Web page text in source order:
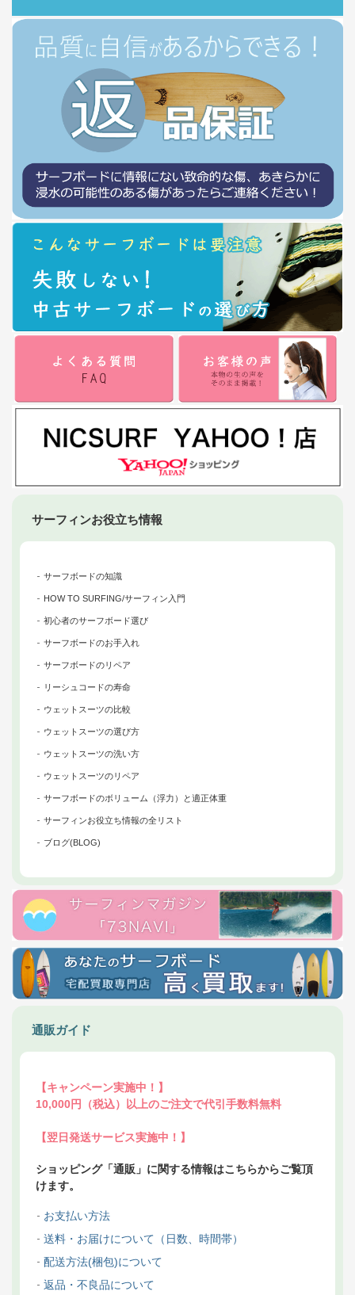
サーフィンお役立ち情報
サーフボードの知識
HOW TO SURFING/サーフィン入門
初心者のサーフボード選び
サーフボードのお手入れ
サーフボードのリペア
リーシュコードの寿命
ウェットスーツの比較
ウェットスーツの選び方
ウェットスーツの洗い方
ウェットスーツのリペア
サーフボードのボリューム（浮力）と適正体重
サーフィンお役立ち情報の全リスト
ブログ(BLOG)
通販ガイド
【キャンペーン実施中！】
10,000円（税込）以上のご注文で代引手数料無料
【翌日発送サービス実施中！】
ショッピング「通販」に関する情報はこちらからご覧頂
けます。
お支払い方法
送料・お届けについて（日数、時間帯）
配送方法(梱包)について
返品・不良品について